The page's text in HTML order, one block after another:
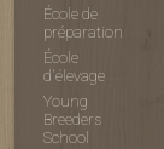
École de
préparation
École
d'élevage
Young
Breeders
School